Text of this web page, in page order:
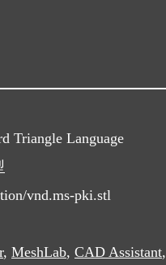
Triangle Language
vnd.ms-pki.stl
, MeshLab, CAD Assistant,